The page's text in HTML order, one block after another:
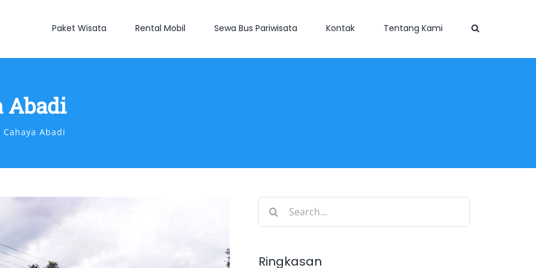
Paket Wisata Rental Mobil Sewa Bus Pariwisata Kontak Tentang Kami
Abadi
Abadi
Search
Ringkasan